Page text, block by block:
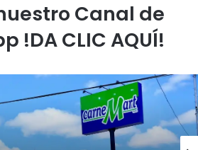
Canal de
!DA CLIC AQUÍ!